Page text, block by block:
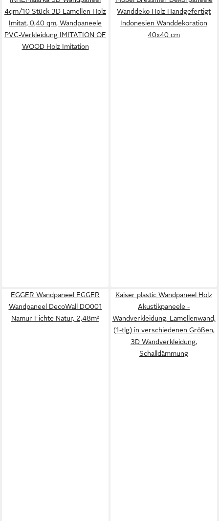
4qm/10 Stück 3D Lamellen Holz
Imitat, 0,40 qm, Wandpaneele
PVC-Verkleidung IMITATION OF
WOOD Holz Imitation
Wanddeko Holz Handgefertigt
Indonesien Wanddekoration
40x40 cm
EGGER Wandpaneel EGGER
Wandpaneel DecoWall DO001
Namur Fichte Natur, 2,48m²
Kaiser plastic Wandpaneel Holz
Akustikpaneele -
Wandverkleidung, Lamellenwand,
(1-tlg) in verschiedenen Größen,
3D Wandverkleidung,
Schalldämmung